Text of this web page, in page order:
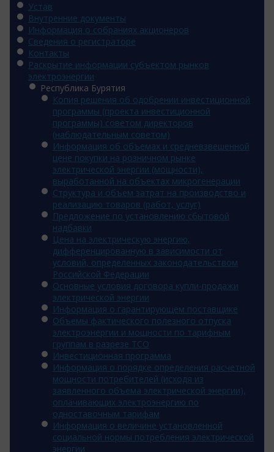
Устав
Внутренние документы
Информация о собраниях акционеров
Сведения о регистраторе
Контакты
Раскрытие информации субъектом рынков
электроэнергии
Республика Бурятия
Копия решения об одобрении инвестиционной
программы (проекта инвестиционной
программы) советом директоров
(наблюдательным советом)
Информация об объемах и средневзвешенной
цене покупки на розничном рынке
электрической энергии (мощности),
выработанной на объектах микрогенерации
Структура и объем затрат на производство и
реализацию товаров (работ, услуг)
Предложение по установлению сбытовой
надбавки
Цена на электрическую энергию,
дифференцированную в зависимости от
условий, определенных законодательством
Российской Федерации
Основные условия договора купли-продажи
электрической энергии
Информация о гарантирующем поставщике
Объемы фактического полезного отпуска
электроэнергии и мощности по тарифным
группам в разрезе ТСО
Инвестиционная программа
Информация о порядке определения расчетной
мощности потребителей (исходя из
заявленного объема электрической энергии),
оплачивающих электроэнергию по
одноставочным тарифам
Информация о величине установленной
социальной нормы потребления электрической
энергии